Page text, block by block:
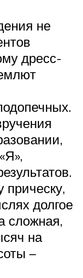
не
дресс-
прическу,
долгое
сложная,
на
–